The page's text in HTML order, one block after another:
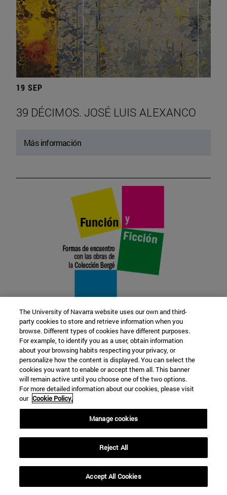
19 SEP
39 DÉCIMOS. JOSÉ LUIS ALEXANCO
Más información
22 SEP
FUNCIÓN Y FICCIÓN. Varios artistas
Más información
The University of Navarra website uses our own and third-
party cookies to store and retrieve information when you
browse. Different types of cookies have different purposes.
For example, to identify you as a user, obtain information
about your browsing habits respecting your privacy, or
personalize how the content is displayed. You can select the
cookies you want to enable or accept them all. This banner
will remain active until you choose one of the two options.
For more detailed information about our cookies, please visit
our Cookie Policy.
Manage cookies
Reject All
Accept All Cookies